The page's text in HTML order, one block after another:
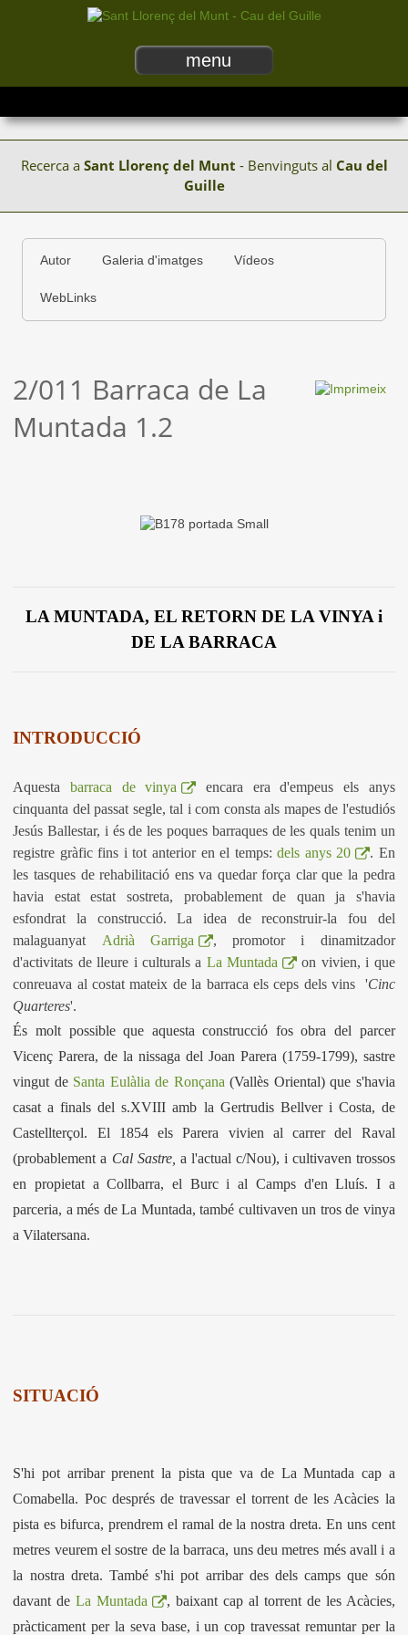
menu
Recerca a Sant Llorenç del Munt - Benvinguts al Cau del
Guille
Autor Galeria d'imatges Vídeos
WebLinks
2/011 Barraca de La
Muntada 1.2
LA MUNTADA, EL RETORN DE LA VINYA i
DE LA BARRACA
INTRODUCCIÓ
Aquestabarraca de vinya
encara era d'empeus els anys
cinquanta del passat segle, tal i com consta als mapes de l'estudiós
Jesús Ballestar, i és de les poques barraques de les quals tenim un
registre gràfic fins i tot anterior en el temps:dels anys 20
. En
les tasques de rehabilitació ens va quedar força clar que la pedra
havia estat estat sostreta, probablement de quan ja s'havia
esfondrat la construcció. La idea de reconstruir-la fou del
malaguanyat Adrià Garriga
, promotor i dinamitzador
d'activitats de lleure i culturals a La Muntada
on vivien, i que
conreuava al costat mateix de la barraca els ceps dels vins 'Cinc
Quarteres'.
És molt possible que aquesta construcció fos obra del parcer
Vicenç Parera, de la nissaga del Joan Parera (1759-1799), sastre
vingut de Santa Eulàlia de Ronçana (Vallès Oriental) que s'havia
casat a finals del s.XVIII amb la Gertrudis Bellver i Costa, de
Castellterçol. El 1854 els Parera vivien al carrer del Raval
(probablement a Cal Sastre, a l'actual c/Nou), i cultivaven trossos
en propietat a Collbarra, el Burc i al Camps d'en Lluís. I a
parceria, a més de La Muntada, també cultivaven un tros de vinya
a Vilatersana.
SITUACIÓ
S'hi pot arribar prenent la pista que va de La Muntada cap a
Comabella. Poc després de travessar el torrent de les Acàcies la
pista es bifurca, prendrem el ramal de la nostra dreta. En uns cent
metres veurem el sostre de la barraca, uns deu metres més avall i a
la nostra dreta. També s'hi pot arribar des dels camps que són
davant deLa Muntada
, baixant cap al torrent de les Acàcies,
pràcticament per la seva base, i un cop travessat remuntar per la